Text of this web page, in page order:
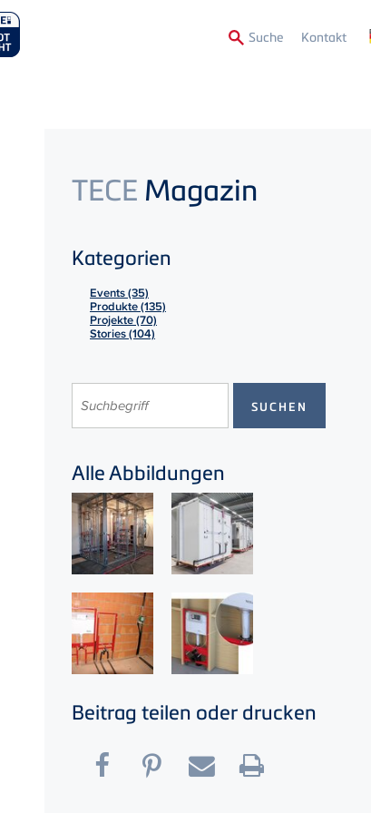
Suche Kontakt
TECE Magazin
Kategorien
Events (35)
Produkte (135)
Projekte (70)
Stories (104)
Alle Abbildungen
Beitrag teilen oder drucken